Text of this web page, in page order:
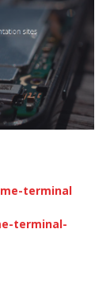
terminal
terminal-